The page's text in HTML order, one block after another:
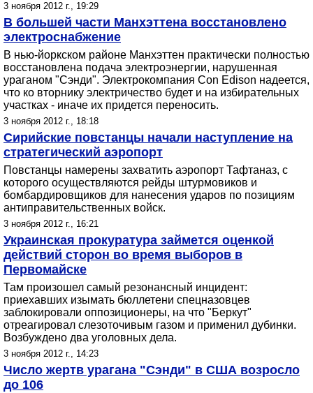
3 ноября 2012 г., 19:29
В большей части Манхэттена восстановлено
электроснабжение
В нью-йоркском районе Манхэттен практически полностью
восстановлена подача электроэнергии, нарушенная
ураганом "Сэнди". Электрокомпания Con Edison надеется,
что ко вторнику электричество будет и на избирательных
участках - иначе их придется переносить.
3 ноября 2012 г., 18:18
Сирийские повстанцы начали наступление на
стратегический аэропорт
Повстанцы намерены захватить аэропорт Тафтаназ, с
которого осуществляются рейды штурмовиков и
бомбардировщиков для нанесения ударов по позициям
антиправительственных войск.
3 ноября 2012 г., 16:21
Украинская прокуратура займется оценкой
действий сторон во время выборов в
Первомайске
Там произошел самый резонансный инцидент:
приехавших изымать бюллетени спецназовцев
заблокировали оппозиционеры, на что "Беркут"
отреагировал слезоточивым газом и применил дубинки.
Возбуждено два уголовных дела.
3 ноября 2012 г., 14:23
Число жертв урагана "Сэнди" в США возросло
до 106